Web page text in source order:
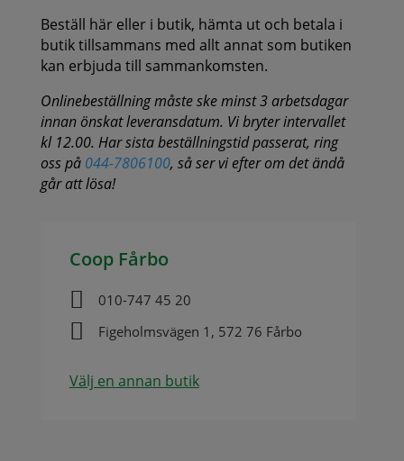
Beställ här eller i butik, hämta ut och betala i
butik tillsammans med allt annat som butiken
kan erbjuda till sammankomsten.
Onlinebeställning måste ske minst 3 arbetsdagar
innan önskat leveransdatum. Vi bryter intervallet
kl 12.00. Har sista beställningstid passerat, ring
oss på 044-7806100, så ser vi efter om det ändå
går att lösa!
Coop Fårbo
 010-747 45 20
 Figeholmsvägen 1, 572 76 Fårbo
Välj en annan butik